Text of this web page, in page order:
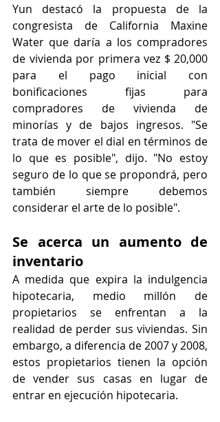
Yun destacó la propuesta de la
congresista de California Maxine
Water que daría a los compradores
de vivienda por primera vez $ 20,000
para el pago inicial con
bonificaciones fijas para
compradores de vivienda de
minorías y de bajos ingresos. "Se
trata de mover el dial en términos de
lo que es posible", dijo. "No estoy
seguro de lo que se propondrá, pero
también siempre debemos
considerar el arte de lo posible".
Se acerca un aumento de
inventario
A medida que expira la indulgencia
hipotecaria, medio millón de
propietarios se enfrentan a la
realidad de perder sus viviendas. Sin
embargo, a diferencia de 2007 y 2008,
estos propietarios tienen la opción
de vender sus casas en lugar de
entrar en ejecución hipotecaria.